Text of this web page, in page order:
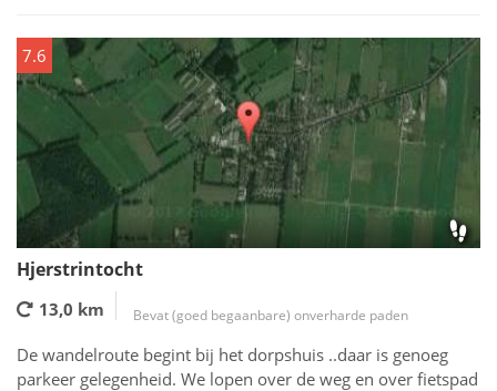
7.6
Hjerstrintocht
13,0 km Bevat (goed begaanbare) onverharde paden
De wandelroute begint bij het dorpshuis ..daar is genoeg
parkeer gelegenheid. We lopen over de weg en over fietspad